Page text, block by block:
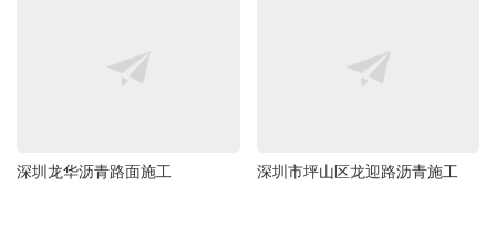
深圳龙华沥青路面施工 深圳市坪山区龙迎路沥青施工